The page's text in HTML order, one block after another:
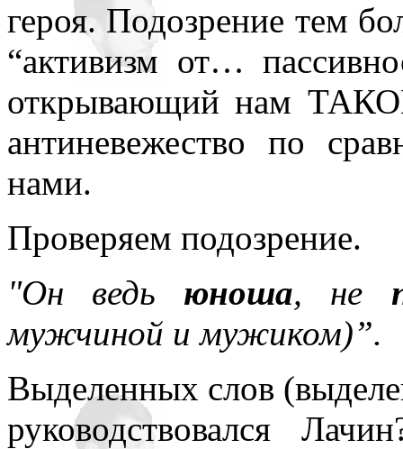
героя. Подозрение тем
“активизм от…
открывающий нам
антиневежество по
нами.
Проверяем подозрение.
"Он ведь юноша, не
мужчиной и мужиком)”.
Выделенных слов
руководствовался